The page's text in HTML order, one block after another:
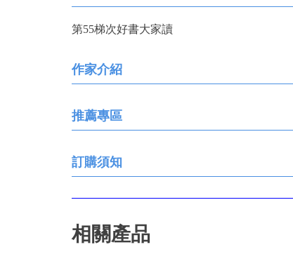
第55梯次好書大家讀
作家介紹
推薦專區
訂購須知
相關產品